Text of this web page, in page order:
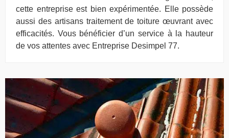
cette entreprise est bien expérimentée. Elle possède
aussi des artisans traitement de toiture œuvrant avec
efficacités. Vous bénéficier d’un service à la hauteur
de vos attentes avec Entreprise Desimpel 77.